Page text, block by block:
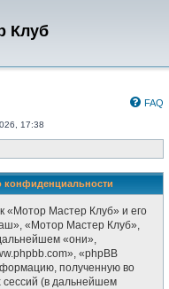
Клуб
FAQ
17:38
конфиденциальности
«Мотор Мастер Клуб» и его
«Мотор Мастер Клуб»,
«они»,
«phpBB
полученную во
сессий (в дальнейшем